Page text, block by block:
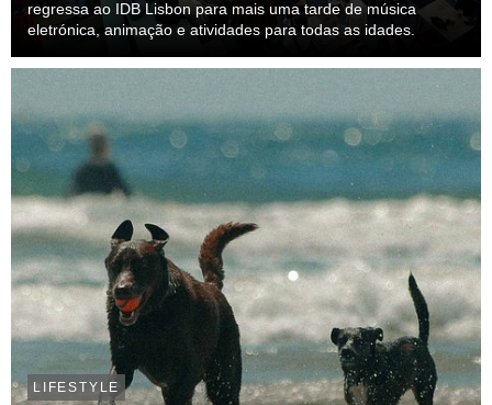
regressa ao IDB Lisbon para mais uma tarde de música
eletrónica, animação e atividades para todas as idades.
LIFESTYLE